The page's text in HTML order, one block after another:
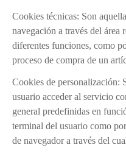
Interioridad
Madre San Pascual
BUEN TRATO
Cookies técnicas: Son
navegación a través del
diferentes funciones, como
proceso de compra de un
Cookies de personalización:
usuario acceder al servicio
general predefinidas en
terminal del usuario como
de navegador a través del